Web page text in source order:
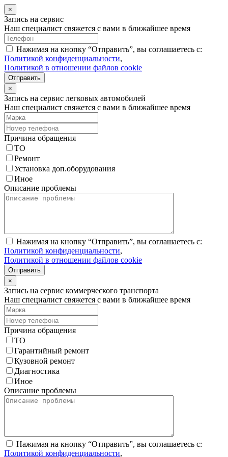
×
Запись на сервис
Наш специалист свяжется с вами в ближайшее время
Нажимая на кнопку “Отправить”, вы соглашаетесь с:
Политикой конфиденциальности,
Политикой в отношении файлов cookie
Отправить
×
Запись на сервис легковых автомобилей
Наш специалист свяжется с вами в ближайшее время
Причина обращения
ТО
Ремонт
Установка доп.оборудования
Иное
Описание проблемы
Нажимая на кнопку “Отправить”, вы соглашаетесь с:
Политикой конфиденциальности,
Политикой в отношении файлов cookie
Отправить
×
Запись на сервис коммерческого транспорта
Наш специалист свяжется с вами в ближайшее время
Причина обращения
ТО
Гарантийный ремонт
Кузовной ремонт
Диагностика
Иное
Описание проблемы
Нажимая на кнопку “Отправить”, вы соглашаетесь с:
Политикой конфиденциальности,